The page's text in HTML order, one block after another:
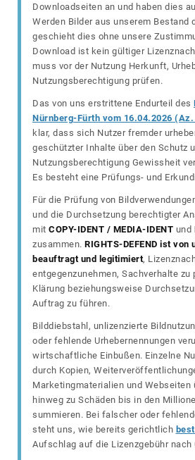
Downloadseiten an und haben dies
Werden Bilder aus unserem Bestand
geschieht dies ohne unsere
Download ist kein gültiger
muss vor der Nutzung Herkunft,
Nutzungsberechtigung prüfen.
Das von uns erstrittene Endurteil des
Nürnberg-Fürth vom 16.04.2026 (Az.
klar, dass sich Nutzer fremder
geschützter Inhalte über den Schutz
Nutzungsberechtigung Gewissheit
Es besteht eine Prüfungs- und
Für die Prüfung von
und die Durchsetzung berechtigter
mit COPY-IDENT / MEDIA-IDENT und
zusammen. RIGHTS-DEFEND ist
beauftragt und legitimiert,
entgegenzunehmen, Sachverhalte zu
Klärung beziehungsweise
Auftrag zu führen.
Bilddiebstahl, unlizenzierte
oder fehlende Urhebernennungen
wirtschaftliche Einbußen. Einzelne
durch Kopien,
Marketingmaterialien und Webseiten
hinweg zu Schäden bis in den
summieren. Bei falscher oder
steht uns, wie bereits gerichtlich
Aufschlag auf die Lizenzgebühr nach